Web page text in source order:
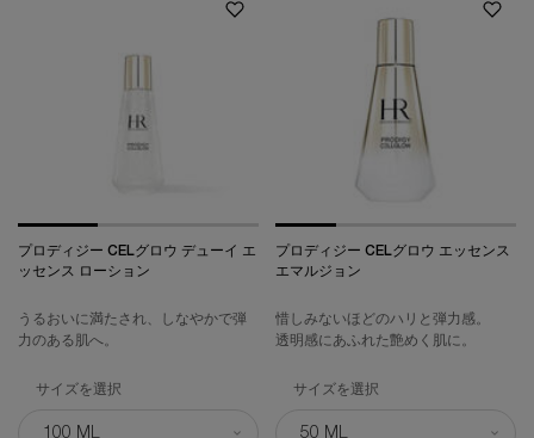
プロディジー CELグロウ デューイ エ
ッセンス ローション
うるおいに満たされ、しなやかで弾
力のある肌へ。
サイズを選択
プロディジー CELグロウ エッセンス
エマルジョン
惜しみないほどのハリと弾力感。
透明感にあふれた艶めく肌に。
サイズを選択